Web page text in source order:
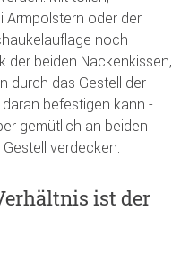
Armpolstern oder der
noch
der beiden Nackenkissen,
durch das Gestell der
befestigen kann -
gemütlich an beiden
verdecken.
ist der